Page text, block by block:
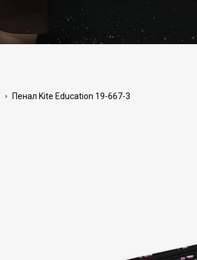
› Пенал Kite Education 19-667-3